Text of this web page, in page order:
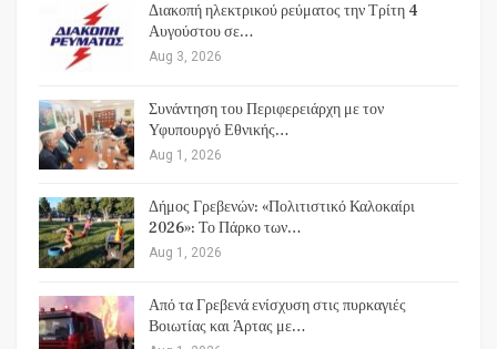
Διακοπή ηλεκτρικού ρεύματος την Τρίτη 4
Αυγούστου σε…
Aug 3, 2026
Συνάντηση του Περιφερειάρχη με τον
Υφυπουργό Εθνικής…
Aug 1, 2026
Δήμος Γρεβενών: «Πολιτιστικό Καλοκαίρι
2026»: Το Πάρκο των…
Aug 1, 2026
Από τα Γρεβενά ενίσχυση στις πυρκαγιές
Βοιωτίας και Άρτας με…